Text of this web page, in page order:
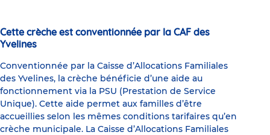
Cette crèche est conventionnée par la CAF des
Yvelines
Conventionnée par la Caisse d’Allocations Familiales
des Yvelines, la crèche bénéficie d’une aide au
fonctionnement via la PSU (Prestation de Service
Unique). Cette aide permet aux familles d’être
accueillies selon les mêmes conditions tarifaires qu’en
crèche municipale. La Caisse d’Allocations Familiales